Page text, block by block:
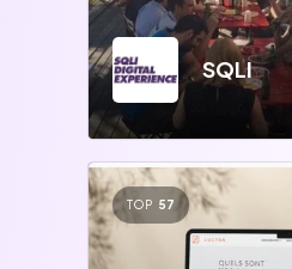
SQLI
TOP 57